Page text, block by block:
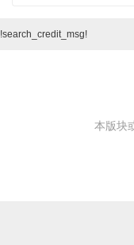
!search_credit_msg!
本版块